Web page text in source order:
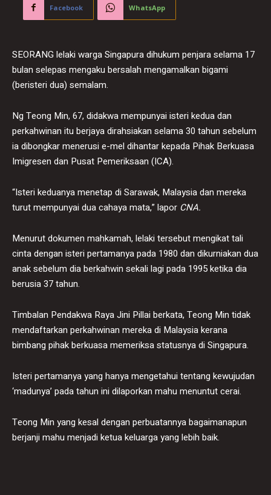
Facebook WhatsApp
SEORANG lelaki warga Singapura dihukum penjara selama 17
bulan selepas mengaku bersalah mengamalkan bigami
(beristeri dua) semalam.
Ng Teong Min, 67, didakwa mempunyai isteri kedua dan
perkahwinan itu berjaya dirahsiakan selama 30 tahun sebelum
ia dibongkar menerusi e-mel dihantar kepada Pihak Berkuasa
Imigresen dan Pusat Pemeriksaan (ICA).
“Isteri keduanya menetap di Sarawak, Malaysia dan mereka
turut mempunyai dua cahaya mata,” lapor CNA.
Menurut dokumen mahkamah, lelaki tersebut mengikat tali
cinta dengan isteri pertamanya pada 1980 dan dikurniakan dua
anak sebelum dia berkahwin sekali lagi pada 1995 ketika dia
berusia 37 tahun.
Timbalan Pendakwa Raya Jini Pillai berkata, Teong Min tidak
mendaftarkan perkahwinan mereka di Malaysia kerana
bimbang pihak berkuasa memeriksa statusnya di Singapura.
Isteri pertamanya yang hanya mengetahui tentang kewujudan
‘madunya’ pada tahun ini dilaporkan mahu menuntut cerai.
Teong Min yang kesal dengan perbuatannya bagaimanapun
berjanji mahu menjadi ketua keluarga yang lebih baik.